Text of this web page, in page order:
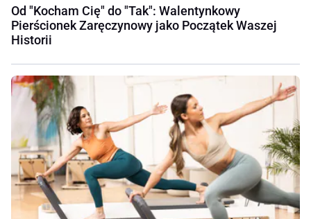
Od "Kocham Cię" do "Tak": Walentynkowy
Pierścionek Zaręczynowy jako Początek Waszej
Historii